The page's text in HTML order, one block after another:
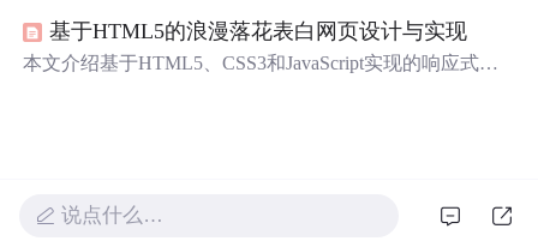
用建议，如制作相册、预约SPA等，增强情感互动。
基于HTML5的浪漫落花表白网页设计与实现
本文介绍基于HTML5、CSS3和JavaScript实现的响应式表
说点什么…